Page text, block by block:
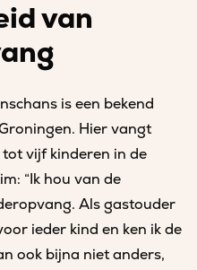
van
is een bekend
Hier vangt
vijf kinderen in de
“Ik hou van de
Als gastouder
ieder kind en ken ik de
ook bijna niet anders,